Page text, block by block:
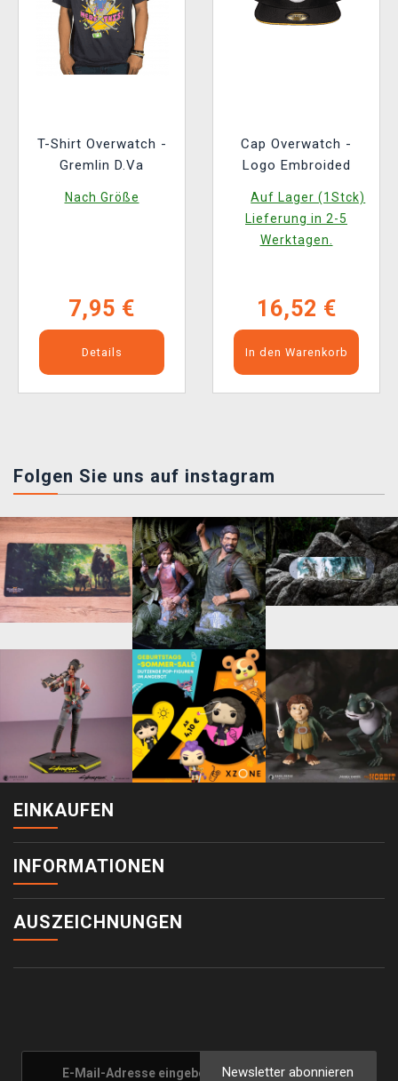
T-Shirt Overwatch -
Gremlin D.Va
Nach Größe
7,95 €
Details
Cap Overwatch -
Logo Embroided
Auf Lager (1Stck)
Lieferung in 2-5
Werktagen.
16,52 €
In den Warenkorb
Folgen Sie uns auf instagram
EINKAUFEN
INFORMATIONEN
AUSZEICHNUNGEN
Newsletter abonnieren